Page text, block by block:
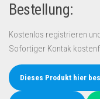
Bestellung:
Kostenlos registrieren
Sofortiger Kontak
Dieses Produkt hier